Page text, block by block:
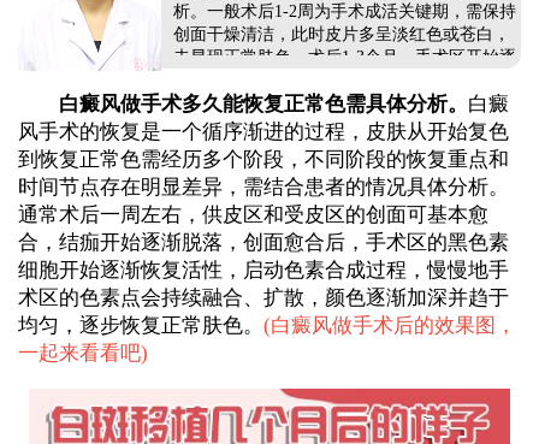
析。一般术后1-2周为手术成活关键期，需保持
创面干燥清洁，此时皮片多呈淡红色或苍白，
未显现正常肤色，术后1-3个月，手术区开始逐
观察到肤色初步回归。个体差异影响，面颈部
等血供丰富部位恢复较快，肢端、关节等血供
差的部位，复色时间相对长一些，做好术后护
理措施，可有效促进恢复。...
白癜风做手术多久能恢复正常色需具体分析。 白癜
风手术的恢复是一个循序渐进的过程，皮肤从开始复色
到恢复正常色需经历多个阶段，不同阶段的恢复重点和
时间节点存在明显差异，需结合患者的情况具体分析。
通常术后一周左右，供皮区和受皮区的创面可基本愈
合，结痂开始逐渐脱落，创面愈合后，手术区的黑色素
细胞开始逐渐恢复活性，启动色素合成过程，慢慢地手
术区的色素点会持续融合、扩散，颜色逐渐加深并趋于
均匀，逐步恢复正常肤色。 (白癜风做手术后的效果图，
一起来看看吧)